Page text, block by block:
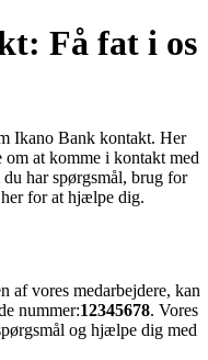
Få fat i os
Ikano Bank kontakt. Her
at komme i kontakt med
har spørgsmål, brug for
for at hjælpe dig.
af vores medarbejdere, kan
nummer:12345678. Vores
og hjælpe dig med